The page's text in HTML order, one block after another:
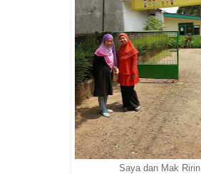
Saya dan Mak Ririn